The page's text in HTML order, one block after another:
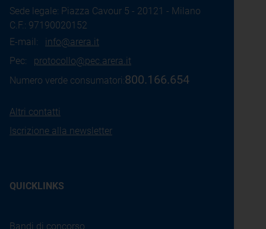
Sede legale: Piazza Cavour 5 - 20121 - Milano
C.F.: 97190020152
E-mail: info@arera.it
Pec: protocollo@pec.arera.it
Numero verde consumatori:800.166.654
Altri contatti
Iscrizione alla newsletter
QUICKLINKS
Bandi di concorso